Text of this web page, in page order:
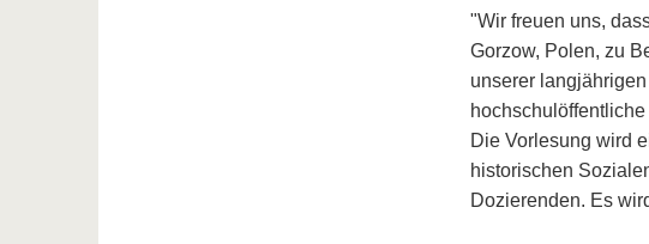
"Wir freuen uns,
Gorzow, Polen, zu
unserer
Die Vorlesung wird
historischen
Dozierenden. Es